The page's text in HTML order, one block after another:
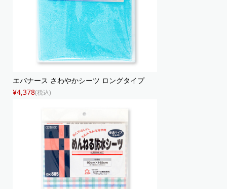
エバナース さわやかシーツ ロングタイプ
¥4,378(税込)